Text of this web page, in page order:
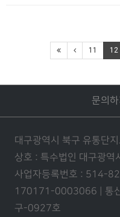
11 12
문의하
대구광역시 북구 유통단
상호 : 특수법인 대구광역
사업자등록번호 : 514-
170171-0003066 | 통
구-0927호